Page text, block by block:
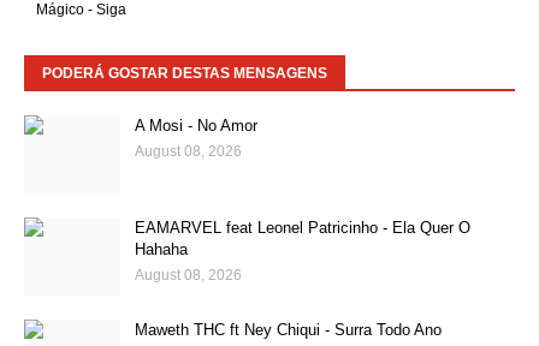
Mágico - Siga
PODERÁ GOSTAR DESTAS MENSAGENS
A Mosi - No Amor
August 08, 2026
EAMARVEL feat Leonel Patricinho - Ela Quer O
Hahaha
August 08, 2026
Maweth THC ft Ney Chiqui - Surra Todo Ano